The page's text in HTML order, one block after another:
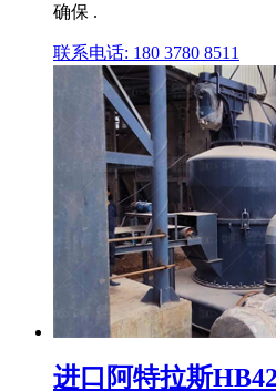
确保 .
联系电话: 180 3780 8511
进口阿特拉斯